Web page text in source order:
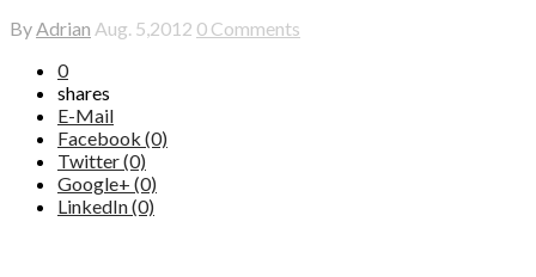
ByAdrian Aug. 5,2012 0 Comments
0
shares
E-Mail
Facebook (0)
Twitter (0)
Google+ (0)
LinkedIn (0)